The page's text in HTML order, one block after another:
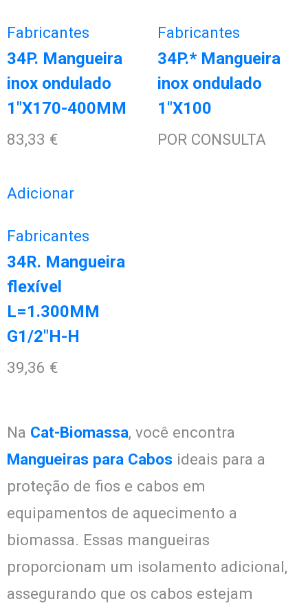
Fabricantes
34P. Mangueira
inox ondulado
1″X170-400MM
83,33 €
Fabricantes
34P.* Mangueira
inox ondulado
1″X100
POR CONSULTA
Adicionar
Fabricantes
34R. Mangueira
flexível
L=1.300MM
G1/2″H-H
39,36 €
Na Cat-Biomassa, você encontra
Mangueiras para Cabos ideais para a
proteção de fios e cabos em
equipamentos de aquecimento a
biomassa. Essas mangueiras
proporcionam um isolamento adicional,
assegurando que os cabos estejam